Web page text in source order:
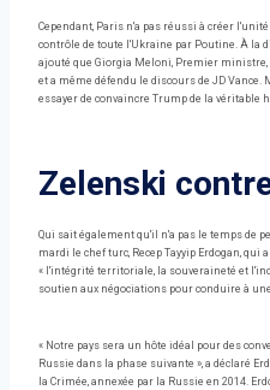
Cependant, Paris n'a pas réussi à créer
contrôle de toute l'Ukraine par Poutine. À la
ajouté que Giorgia Meloni, Premier
et a même défendu le discours de JD
essayer de convaincre Trump de la véritable
Zelenski
Qui sait également qu'il n'a pas le temps de
mardi le chef turc, Recep Tayyip Erdogan,
« l'intégrité territoriale, la souveraineté et
soutien aux négociations pour conduire à
« Notre pays sera un hôte idéal pour des
Russie dans la phase suivante », a déclaré
la Crimée, annexée par la Russie en 2014.